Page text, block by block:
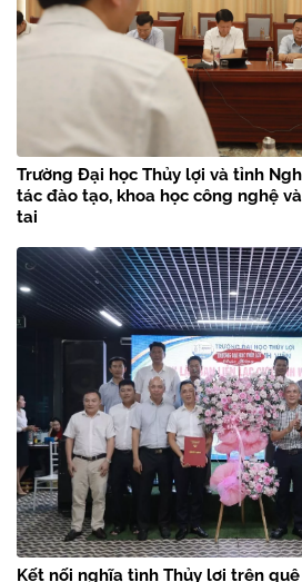
Trường Đại học Thủy lợi và tỉnh
tác đào tạo, khoa học công nghệ
tai
Kết nối nghĩa tình Thủy lợi trên